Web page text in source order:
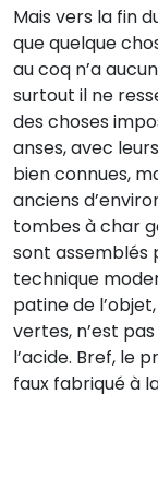
Mais vers la fin
que quelque
au coq n’a
surtout il ne
des choses
anses, avec
bien connues,
anciens
tombes à char
sont assemblés
technique
patine de
vertes, n’est
l’acide. Bref, le
faux fabriqué à